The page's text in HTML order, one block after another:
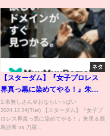
ネタ
【スターダム】『女子プロレス
界真っ黒に染めてやる！』朱里
＆鹿島沙希 vs 刀羅ナツコ＆琉悪
夏 タッグリーグ公式戦 試合ハイ
ライト！！-12.1新潟・上越大会-
1:名無しさん＠おならいっぱい
2024.12.24(Tue) 【スターダム】『女子プ
ロレス界真っ黒に染めてやる！』朱里＆鹿
島沙希 vs 刀羅...